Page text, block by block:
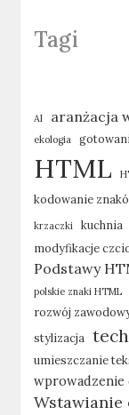
Tagi
AI aranżacja
ekologia
HTML
kodowanie
krzaczki kuchnia
modyfikacje
Podstawy
polskie znaki HTML
rozwój
stylizacja
umieszczanie
wprowadzenie
Wstawianie